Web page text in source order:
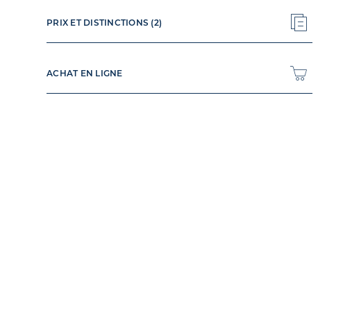
PRIX ET DISTINCTIONS (2)
ACHAT EN LIGNE